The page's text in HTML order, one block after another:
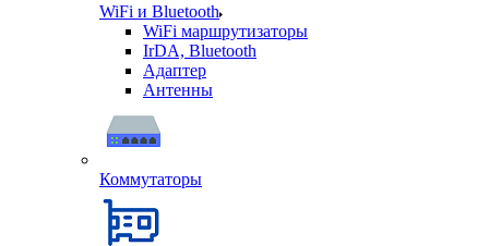
WiFi и Bluetooth
WiFi маршрутизаторы
IrDA, Bluetooth
Адаптер
Антенны
Коммутаторы